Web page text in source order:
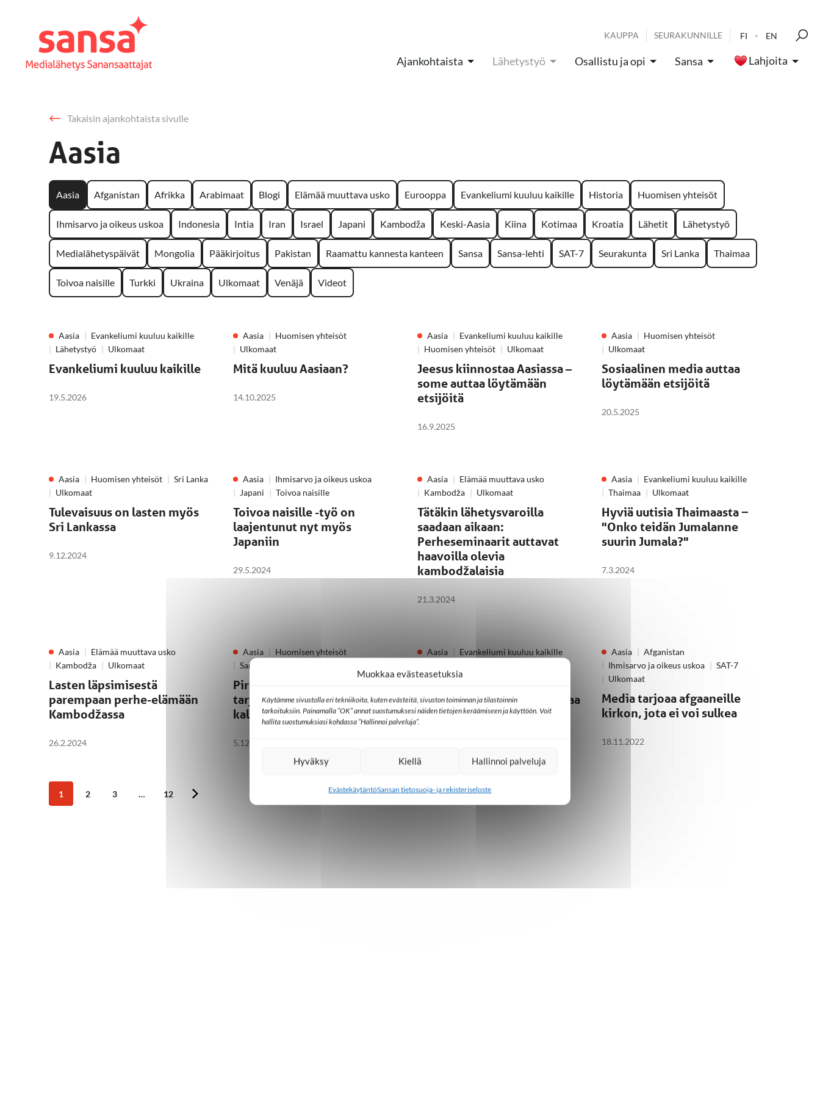
Muokkaa evästeasetuksia
Käytämme sivustolla eri tekniikoita, kuten evästeitä, sivuston toiminnan ja tilastoinnin
tarkoituksiin. Painamalla ”OK” annat suostumuksesi näiden tietojen keräämiseen ja käyttöön. Voit
hallita suostumuksiasi kohdassa ”Hallinnoi palveluja”.
Hyväksy Kiellä Hallinnoi palveluja
EvästekäytäntöSansan tietosuoja- ja rekisteriseloste
KAUPPA SEURAKUNNILLE FI EN
Ajankohtaista Lähetystyö Osallistu ja opi Sansa Lahjoita
Takaisin ajankohtaista sivulle
Aasia
Aasia Afganistan Afrikka Arabimaat Blogi Elämää muuttava usko Eurooppa Evankeliumi kuuluu kaikille Historia Huomisen yhteisöt
Ihmisarvo ja oikeus uskoa Indonesia Intia Iran Israel Japani Kambodža Keski-Aasia Kiina Kotimaa Kroatia Lähetit Lähetystyö
Medialähetyspäivät Mongolia Pääkirjoitus Pakistan Raamattu kannesta kanteen Sansa Sansa-lehti SAT-7 Seurakunta Sri Lanka Thaimaa
Toivoa naisille Turkki Ukraina Ulkomaat Venäjä Videot
Aasia
Evankeliumi kuuluu kaikille
Lähetystyö
Ulkomaat
Evankeliumi kuuluu kaikille
19.5.2026
Aasia
Huomisen yhteisöt
Ulkomaat
Mitä kuuluu Aasiaan?
14.10.2025
Aasia
Evankeliumi kuuluu kaikille
Huomisen yhteisöt
Ulkomaat
Jeesus kiinnostaa Aasiassa –
some auttaa löytämään
etsijöitä
16.9.2025
Aasia
Huomisen yhteisöt
Ulkomaat
Sosiaalinen media auttaa
löytämään etsijöitä
20.5.2025
Aasia Huomisen yhteisöt
Sri Lanka
Ulkomaat
Tulevaisuus on lasten myös
Sri Lankassa
9.12.2024
Aasia
Ihmisarvo ja oikeus uskoa
Japani
Toivoa naisille
Toivoa naisille -työ on
laajentunut nyt myös
Japaniin
29.5.2024
Aasia
Elämää muuttava usko
Kambodža
Ulkomaat
Tätäkin lähetysvaroilla
saadaan aikaan:
Perheseminaarit auttavat
haavoilla olevia
kambodžalaisia
21.3.2024
Aasia
Evankeliumi kuuluu kaikille
Thaimaa
Ulkomaat
Hyviä uutisia Thaimaasta −
"Onko teidän Jumalanne
suurin Jumala?"
7.3.2024
Aasia
Elämää muuttava usko
Kambodža
Ulkomaat
Lasten läpsimisestä
parempaan perhe-elämään
Kambodžassa
26.2.2024
Aasia
Huomisen yhteisöt
Sansa-lehti
Pirstaleinen mediamaisema
tarjoaa myös Pietarin
kalansaaliita
5.12.2023
Aasia
Evankeliumi kuuluu kaikille
Tärkeintä on palvella Jumalaa
29.6.2023
Aasia
Afganistan
Ihmisarvo ja oikeus uskoa
SAT-7
Ulkomaat
Media tarjoaa afgaaneille
kirkon, jota ei voi sulkea
18.11.2022
1 2 3 … 12